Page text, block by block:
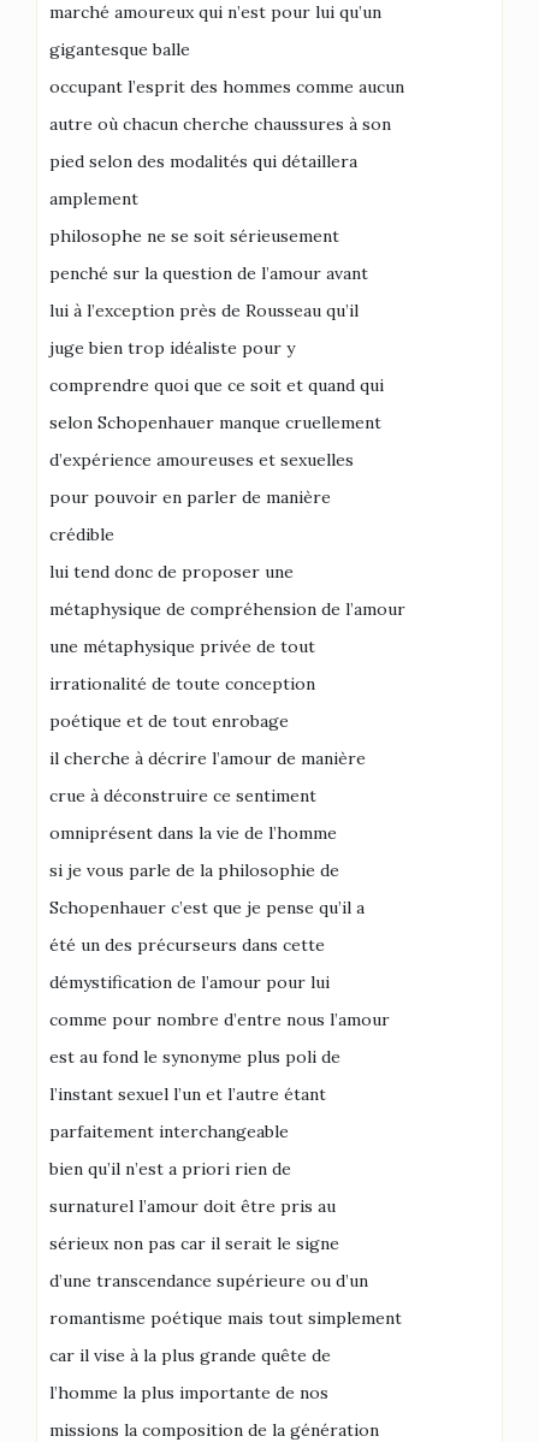
marché amoureux qui n’est pour lui qu’un
gigantesque balle
occupant l’esprit des hommes comme aucun
autre où chacun cherche chaussures à son
pied selon des modalités qui détaillera
amplement
philosophe ne se soit sérieusement
penché sur la question de l’amour avant
lui à l’exception près de Rousseau qu’il
juge bien trop idéaliste pour y
comprendre quoi que ce soit et quand qui
selon Schopenhauer manque cruellement
d’expérience amoureuses et sexuelles
pour pouvoir en parler de manière
crédible
lui tend donc de proposer une
métaphysique de compréhension de l’amour
une métaphysique privée de tout
irrationalité de toute conception
poétique et de tout enrobage
il cherche à décrire l’amour de manière
crue à déconstruire ce sentiment
omniprésent dans la vie de l’homme
si je vous parle de la philosophie de
Schopenhauer c’est que je pense qu’il a
été un des précurseurs dans cette
démystification de l’amour pour lui
comme pour nombre d’entre nous l’amour
est au fond le synonyme plus poli de
l’instant sexuel l’un et l’autre étant
parfaitement interchangeable
bien qu’il n’est a priori rien de
surnaturel l’amour doit être pris au
sérieux non pas car il serait le signe
d’une transcendance supérieure ou d’un
romantisme poétique mais tout simplement
car il vise à la plus grande quête de
l’homme la plus importante de nos
missions la composition de la génération